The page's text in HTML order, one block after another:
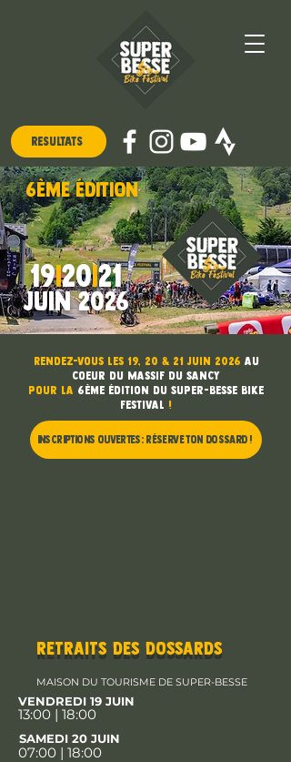
Résultats
6ème édition
19|20|21
JUIN 2026
Rendez-vous les 19, 20 & 21 Juin 2026 au
coeur du Massif du Sancy
pour la 6ème édition du Super-Besse Bike
Festival !
INSCRIPTIONS OUVERTES : Réserve ton dossard !
RETRAITS DES DOSSARDS
MAISON DU TOURISME DE SUPER-BESSE
VENDREDI 19 JUIN
13:00 | 18:00
SAMEDI 20 JUIN
07:00 | 18:00